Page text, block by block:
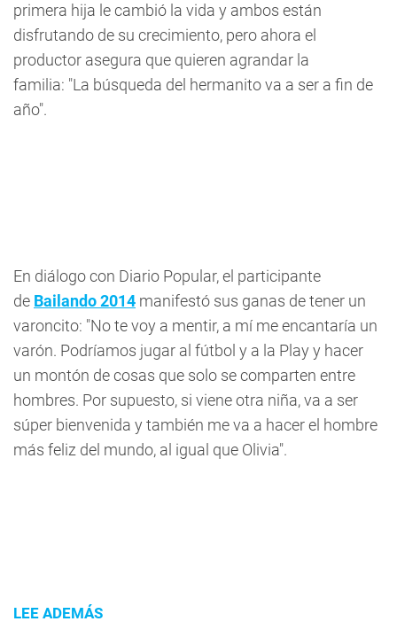
primera hija le cambió la vida y ambos están
disfrutando de su crecimiento, pero ahora el
productor asegura que quieren agrandar la
familia: "La búsqueda del hermanito va a ser a fin de
año".
En diálogo con Diario Popular, el participante
de Bailando 2014 manifestó sus ganas de tener un
varoncito: "No te voy a mentir, a mí me encantaría un
varón. Podríamos jugar al fútbol y a la Play y hacer
un montón de cosas que solo se comparten entre
hombres. Por supuesto, si viene otra niña, va a ser
súper bienvenida y también me va a hacer el hombre
más feliz del mundo, al igual que Olivia".
LEE ADEMÁS